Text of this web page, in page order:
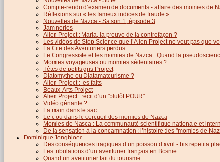
Compte-rendu d’examen de documents - affaire des momies de
Réflexions sur « les fameux indices de fraude »
Nouvelles de Nazca - Saison 1, épisode 3
Jamineries
Alien Project : Maria, la preuve de la contrefaçon ?
Les vidéos de Stop Science que l’Alien Project ne veut pas que
La Cité des Aventuriers perdus
Le Congressiste et les momies de Nazca : Quand la
Momies voyageuses ou momies sédentaires ?
Têtes de petits gris Project
Diatomythe ou Diatamateurisme ?
Alien Project : les faits
Beaux-Arts Project
Alien Project : récit d’un "plutôt POUR"
Vidéo gênante ?
La main dans le sac
Le clou dans le cercueil des momies de Nazca
Momies de Nasca : La communauté scientifique nationale et
De la sensation à la condamnation : l’histoire des "momies de
Dominique Jongbloed
Des conséquences tragiques d’un poisson d’avril - bis repetita
Les tribulations d’un aventurier français en Bosnie
Quand un aventurier fait du tourisme...